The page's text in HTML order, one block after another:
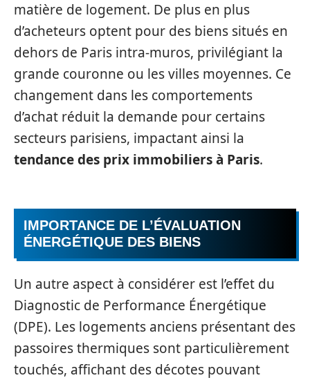
matière de logement. De plus en plus
d’acheteurs optent pour des biens situés en
dehors de Paris intra-muros, privilégiant la
grande couronne ou les villes moyennes. Ce
changement dans les comportements
d’achat réduit la demande pour certains
secteurs parisiens, impactant ainsi la
tendance des prix immobiliers à Paris.
IMPORTANCE DE L’ÉVALUATION
ÉNERGÉTIQUE DES BIENS
Un autre aspect à considérer est l’effet du
Diagnostic de Performance Énergétique
(DPE). Les logements anciens présentant des
passoires thermiques sont particulièrement
touchés, affichant des décotes pouvant